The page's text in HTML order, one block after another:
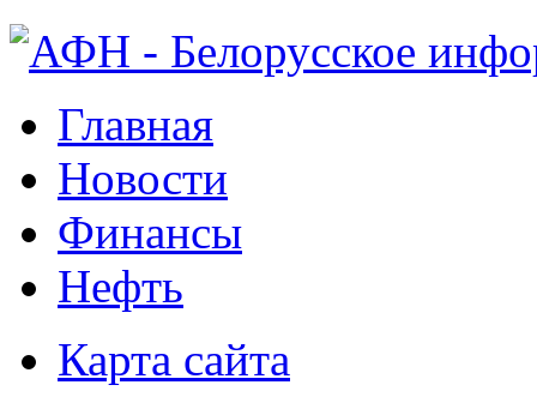
Главная
Новости
Финансы
Нефть
Карта сайта